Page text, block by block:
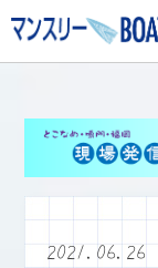
2021.06.26